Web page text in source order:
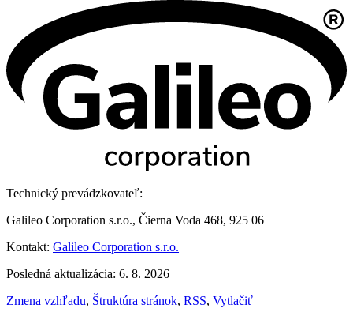
Technický prevádzkovateľ:
Galileo Corporation s.r.o., Čierna Voda 468, 925 06
Kontakt: Galileo Corporation s.r.o.
Posledná aktualizácia: 6. 8. 2026
Zmena vzhľadu, Štruktúra stránok, RSS, Vytlačiť